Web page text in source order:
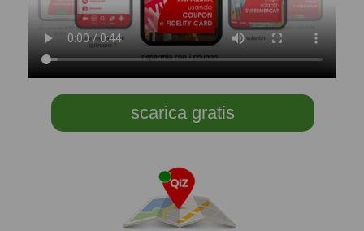
scarica gratis